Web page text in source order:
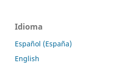
Idioma
Español (España)
English